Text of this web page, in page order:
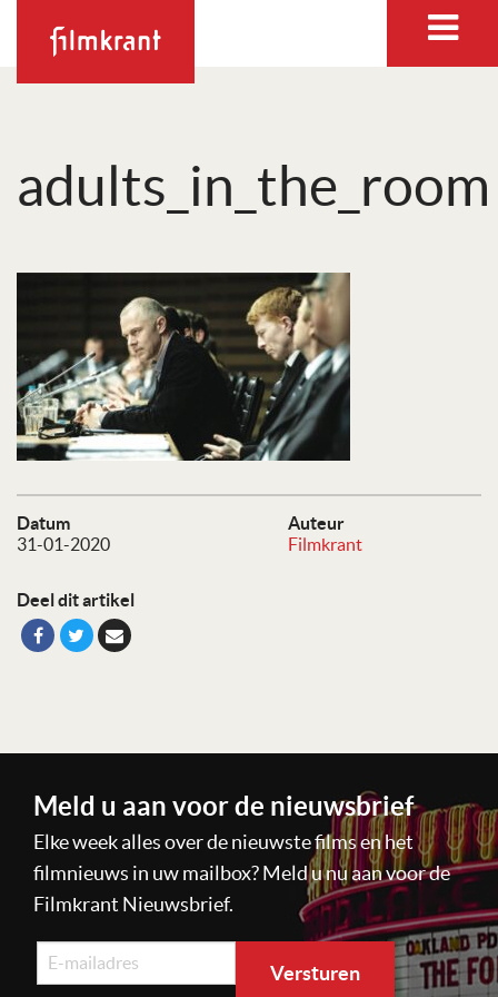
adults_in_the_room
Datum
31-01-2020
Auteur
Filmkrant
Deel dit artikel
Meld u aan voor de nieuwsbrief
Elke week alles over de nieuwste films en het
filmnieuws in uw mailbox? Meld u nu aan voor de
Filmkrant Nieuwsbrief.